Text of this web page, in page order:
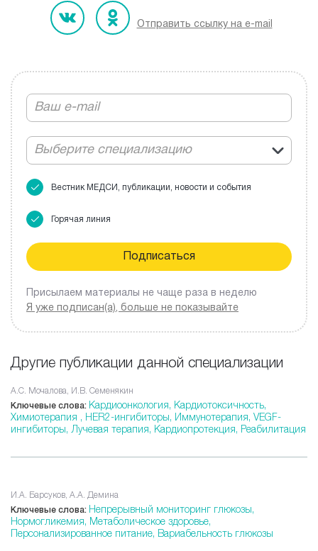
Отправить ссылку на e-mail
Выберите специализацию
Вестник МЕДСИ, публикации, новости и события
Горячая линия
Присылаем материалы не чаще раза в неделю
Я уже подписан(а), больше не показывайте
Другие публикации данной специализации
А.С. Мочалова, И.В. Семенякин
Ключевые слова: Кардиоонкология, Кардиотоксичность,
Химиотерапия , HER2-ингибиторы, Иммунотерапия, VEGF-
ингибиторы, Лучевая терапия, Кардиопротекция, Реабилитация
И.А. Барсуков, А.А. Демина
Ключевые слова: Непрерывный мониторинг глюкозы,
Нормогликемия, Метаболическое здоровье,
Персонализированное питание, Вариабельность глюкозы